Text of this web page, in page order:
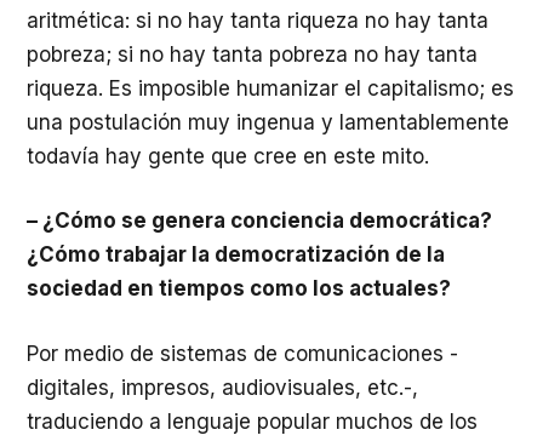
aritmética: si no hay tanta riqueza no hay tanta
pobreza; si no hay tanta pobreza no hay tanta
riqueza. Es imposible humanizar el capitalismo; es
una postulación muy ingenua y lamentablemente
todavía hay gente que cree en este mito.
– ¿Cómo se genera conciencia democrática?
¿Cómo trabajar la democratización de la
sociedad en tiempos como los actuales?
Por medio de sistemas de comunicaciones -
digitales, impresos, audiovisuales, etc.-,
traduciendo a lenguaje popular muchos de los